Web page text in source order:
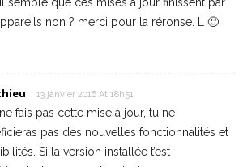
non ? merci pour la réronse. L 🙂
13 janvier 2016 At 18h51
fais pas cette mise à jour, tu ne
pas des nouvelles fonctionnalités et
Si la version installée t’est